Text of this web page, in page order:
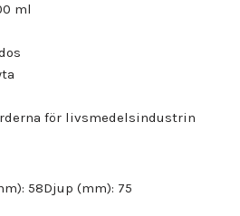
ml
för livsmedelsindustrin
58Djup (mm): 75